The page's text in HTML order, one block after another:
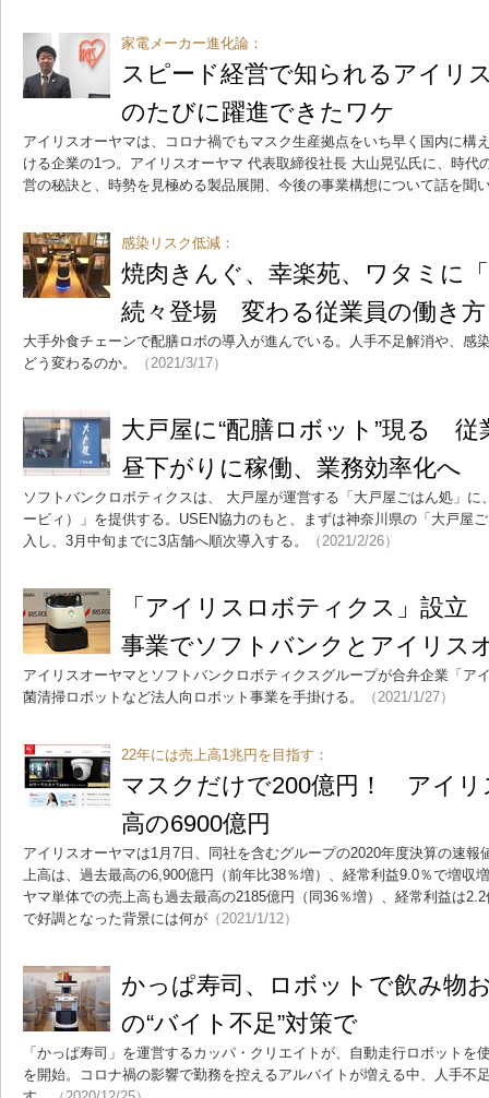
家電メーカー進化論：
スピード経営で知られるアイリ
のたびに躍進できたワケ
アイリスオーヤマは、コロナ禍でもマスク生産拠点をいち早く国内に構
ける企業の1つ。アイリスオーヤマ 代表取締役社長 大山晃弘氏に、時代
営の秘訣と、時勢を見極める製品展開、今後の事業構想について話を聞
感染リスク低減：
焼肉きんぐ、幸楽苑、ワタミに
続々登場 変わる従業員の働き方
大手外食チェーンで配膳ロボの導入が進んでいる。人手不足解消や、感
どう変わるのか。
（2021/3/17）
大戸屋に“配膳ロボット”現る 従
昼下がりに稼働、業務効率化へ
ソフトバンクロボティクスは、 大戸屋が運営する「大戸屋ごはん処」
ービィ）」を提供する。USEN協力のもと、まずは神奈川県の「大戸屋
入し、3月中旬までに3店舗へ順次導入する。
（2021/2/26）
「アイリスロボティクス」設
事業でソフトバンクとアイリス
アイリスオーヤマとソフトバンクロボティクスグループが合弁企業「ア
菌清掃ロボットなど法人向ロボット事業を手掛ける。
（2021/1/27）
22年には売上高1兆円を目指す：
マスクだけで200億円！ アイリ
高の6900億円
アイリスオーヤマは1月7日、同社を含むグループの2020年度決算の速報
上高は、過去最高の6,900億円（前年比38％増）、経常利益9.0％で増収
ヤマ単体での売上高も過去最高の2185億円（同36％増）、経常利益は
で好調となった背景には何が （2021/1/12）
かっぱ寿司、ロボットで飲み物
の“バイト不足”対策で
「かっぱ寿司」を運営するカッパ・クリエイトが、自動走行ロボットを
を開始。コロナ禍の影響で勤務を控えるアルバイトが増える中、人手不